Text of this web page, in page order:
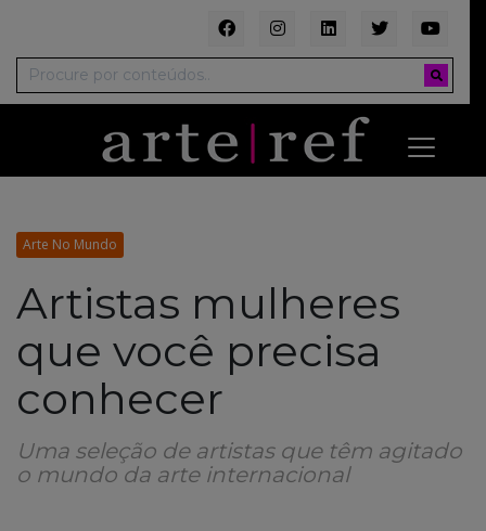
Arte No Mundo
Artistas mulheres
que você precisa
conhecer
Uma seleção de artistas que têm agitado
o mundo da arte internacional